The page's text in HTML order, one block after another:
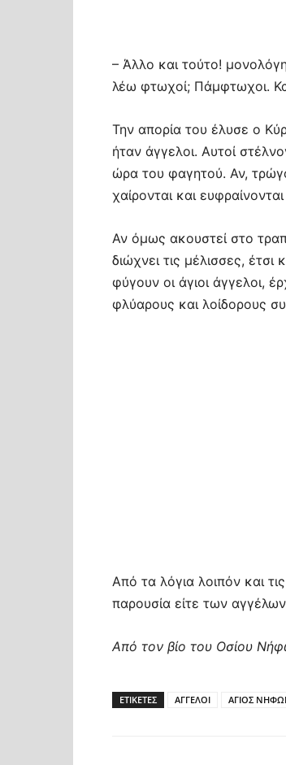
– Άλλο και τούτο!
λέω φτωχοί; Πάμφτωχοι.
Την απορία του έλυσε ο
ήταν άγγελοι. Αυτοί
ώρα του φαγητού. Αν,
χαίρονται και
Αν όμως ακουστεί στο
διώχνει τις μέλισσες,
φύγουν οι άγιοι άγγελοι,
φλύαρους και λοίδορους
Από τα λόγια λοιπόν και
παρουσία είτε των
Από τον βίο του Οσίου
ΕΤΙΚΕΤΕΣ ΑΓΓΕΛΟΙ ΑΓΙΟΣ